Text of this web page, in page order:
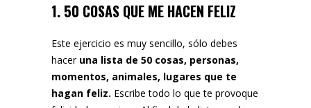
1. 50 COSAS QUE ME HACEN FELIZ
Este ejercicio es muy sencillo, sólo debes
hacer una lista de 50 cosas, personas,
momentos, animales, lugares que te
hagan feliz. Escribe todo lo que te provoque